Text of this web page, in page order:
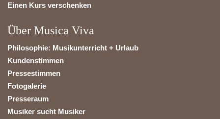
Einen Kurs verschenken
Über Musica Viva
Philosophie: Musikunterricht + Urlaub
Kundenstimmen
Pressestimmen
Fotogalerie
Presseraum
Musiker sucht Musiker